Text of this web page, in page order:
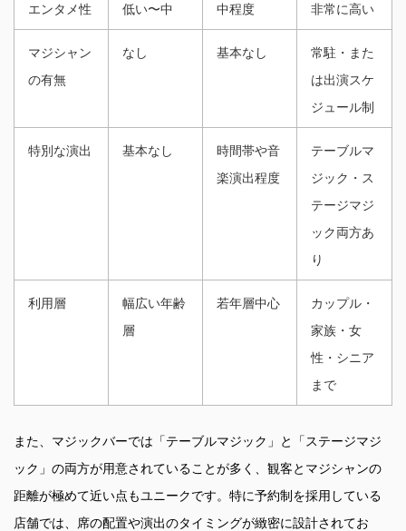
エンタメ性 低い〜中 中程度 非常に高い
マジシャン
の有無
なし 基本なし
常駐・また
は出演スケ
ジュール制
特別な演出 基本なし
時間帯や音
楽演出程度
テーブルマ
ジック・ス
テージマジ
ック両方あ
り
利用層
幅広い年齢
層
若年層中心
カップル・
家族・女
性・シニア
まで
また、マジックバーでは「テーブルマジック」と「ステージマジ
ック」の両方が用意されていることが多く、観客とマジシャンの
距離が極めて近い点もユニークです。特に予約制を採用している
店舗では、席の配置や演出のタイミングが緻密に設計されてお